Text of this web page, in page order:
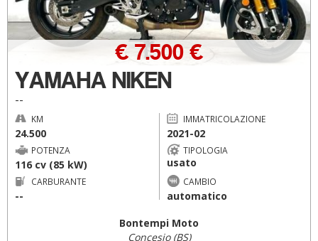
YAMAHA NIKEN
--
€ 7.500 €
KM
24.500
IMMATRICOLAZIONE
2021-02
POTENZA
116 cv (85 kW)
TIPOLOGIA
usato
CARBURANTE
--
CAMBIO
automatico
Bontempi Moto
Concesio (BS)